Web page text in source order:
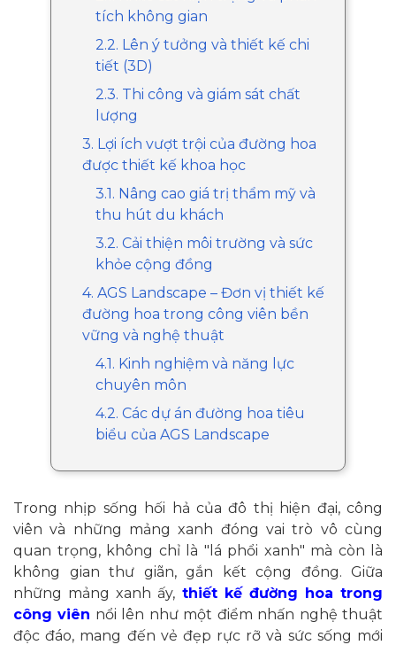
tích không gian
2.2. Lên ý tưởng và thiết kế chi
tiết (3D)
2.3. Thi công và giám sát chất
lượng
3. Lợi ích vượt trội của đường hoa
được thiết kế khoa học
3.1. Nâng cao giá trị thẩm mỹ và
thu hút du khách
3.2. Cải thiện môi trường và sức
khỏe cộng đồng
4. AGS Landscape – Đơn vị thiết kế
đường hoa trong công viên bền
vững và nghệ thuật
4.1. Kinh nghiệm và năng lực
chuyên môn
4.2. Các dự án đường hoa tiêu
biểu của AGS Landscape
Trong nhịp sống hối hả của đô thị hiện đại, công
viên và những mảng xanh đóng vai trò vô cùng
quan trọng, không chỉ là "lá phổi xanh" mà còn là
không gian thư giãn, gắn kết cộng đồng. Giữa
những mảng xanh ấy, thiết kế đường hoa trong
công viên nổi lên như một điểm nhấn nghệ thuật
độc đáo, mang đến vẻ đẹp rực rỡ và sức sống mới